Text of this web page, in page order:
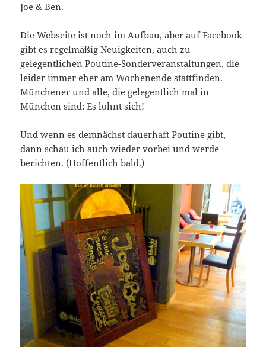
Joe & Ben.
Die Webseite ist noch im Aufbau, aber aufFacebook
gibt es regelmäßig Neuigkeiten, auch zu
gelegentlichen Poutine-Sonderveranstaltungen, die
leider immer eher am Wochenende stattfinden.
Münchener und alle, die gelegentlich mal in
München sind: Es lohnt sich!
Und wenn es demnächst dauerhaft Poutine gibt,
dann schau ich auch wieder vorbei und werde
berichten. (Hoffentlich bald.)